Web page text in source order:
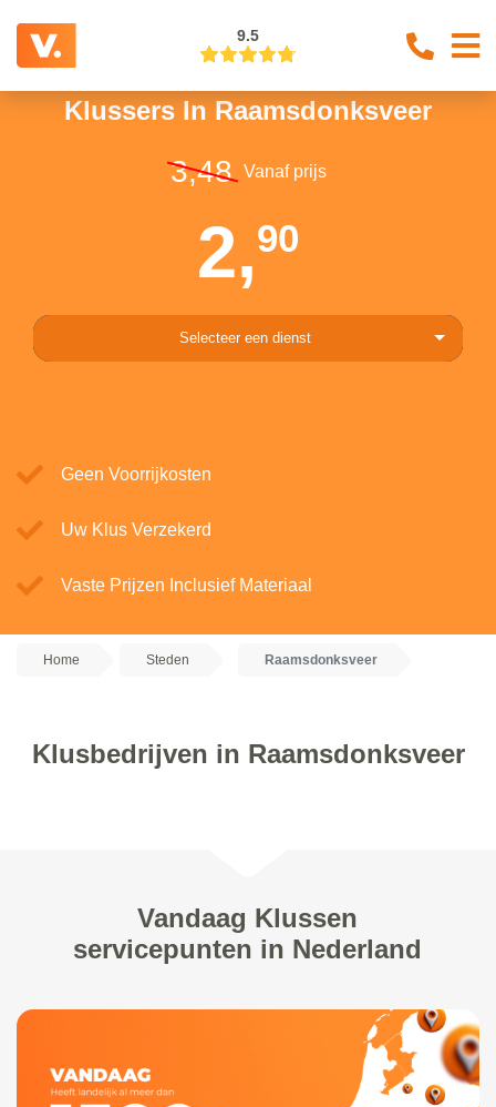
9.5
Klussers In Raamsdonksveer
3,48 Vanaf prijs
2,90
Selecteer een dienst
Geen Voorrijkosten
Uw Klus Verzekerd
Vaste Prijzen Inclusief Materiaal
Home Steden Raamsdonksveer
Klusbedrijven in Raamsdonksveer
Vandaag Klussen
servicepunten in Nederland